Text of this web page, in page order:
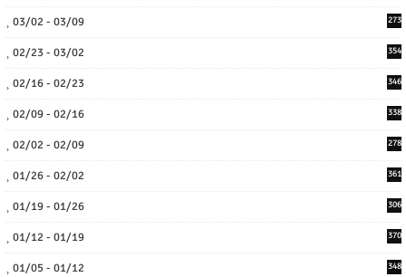
03/02 - 03/09 273
02/23 - 03/02 354
02/16 - 02/23 346
02/09 - 02/16 338
02/02 - 02/09 278
01/26 - 02/02 361
01/19 - 01/26 306
01/12 - 01/19 370
01/05 - 01/12 348